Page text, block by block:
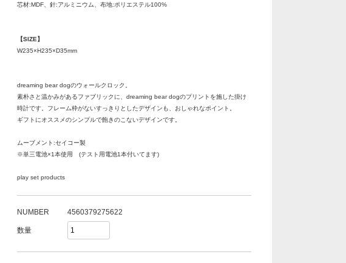
芯材:MDF、針:アルミニウム、布地:ポリエステル100%
【SIZE】
W235×H235×D35mm
dreaming bear dogのウォールクロック。
素朴さと温かみがあるファブリックに、dreaming bear dogのプリントを施した掛け
時計です。フレーム枠がないすっきりとしたデザインも、おしゃれなポイント。
ギフトにオススメのシンプルで飽きのこないデザインです。
ムーブメント:セイコー製
※単三電池×1本使用 (テスト用電池1本付いてます)
play set products
NUMBER 4560379275622
数量